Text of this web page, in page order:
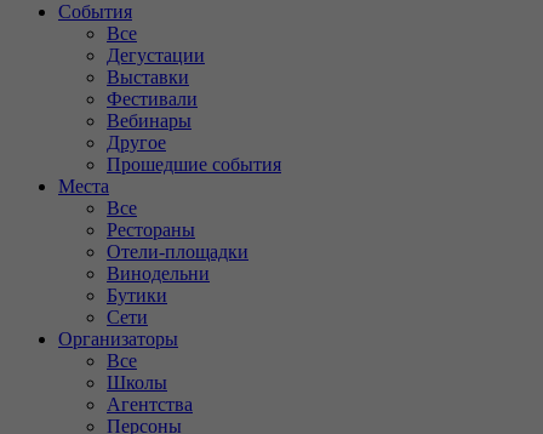
События
Все
Дегустации
Выставки
Фестивали
Вебинары
Другое
Прошедшие события
Места
Все
Рестораны
Отели-площадки
Винодельни
Бутики
Сети
Организаторы
Все
Школы
Агентства
Персоны